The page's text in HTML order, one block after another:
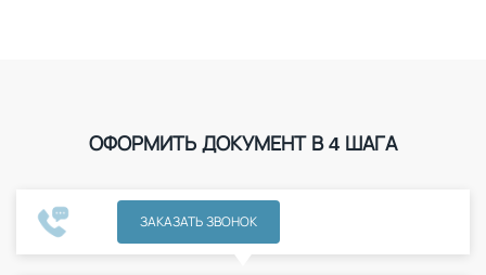
ОФОРМИТЬ ДОКУМЕНТ В 4 ШАГА
ЗАКАЗАТЬ ЗВОНОК